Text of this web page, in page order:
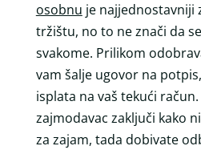
osobnu je najjednostavniji
tržištu, no to ne znači da
svakome. Prilikom
vam šalje ugovor na
isplata na vaš tekući
zajmodavac zaključi kako
za zajam, tada dobivate